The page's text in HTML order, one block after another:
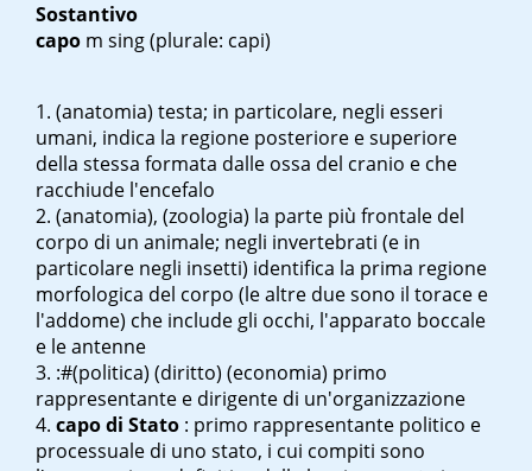
Sostantivo
capo m sing(plurale: capi)
(anatomia) testa; in particolare, negli esseri
umani, indica la regione posteriore e superiore
della stessa formata dalle ossa del cranio e che
racchiude l'encefalo
(anatomia), (zoologia) la parte più frontale del
corpo di un animale; negli invertebrati (e in
particolare negli insetti) identifica la prima regione
morfologica del corpo (le altre due sono il torace e
l'addome) che include gli occhi, l'apparato boccale
e le antenne
:#(politica) (diritto) (economia) primo
rappresentante e dirigente di un'organizzazione
capo di Stato : primo rappresentante politico e
processuale di uno stato, i cui compiti sono